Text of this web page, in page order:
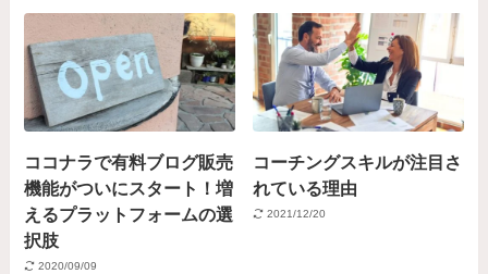
ココナラで有料ブログ販売
機能がついにスタート！増
えるプラットフォームの選
択肢
2020/09/09
コーチングスキルが注目さ
れている理由
2021/12/20